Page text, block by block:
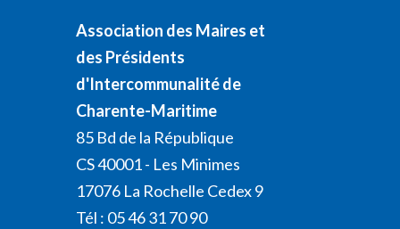
Association des Maires et
des Présidents
d'Intercommunalité de
Charente-Maritime
85 Bd de la République
CS 40001 - Les Minimes
17076 La Rochelle Cedex 9
Tél : 05 46 31 70 90